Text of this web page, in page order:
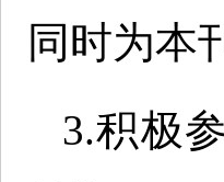
同时为本
3.积极